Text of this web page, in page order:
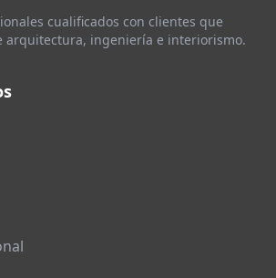
cualificados con clientes que
arquitectura, ingeniería e interiorismo.